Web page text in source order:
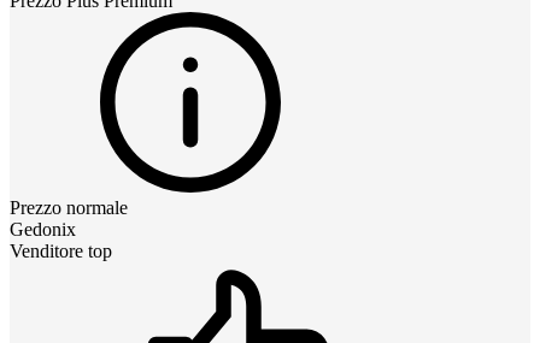
Prezzo normale
Gedonix
Venditore top